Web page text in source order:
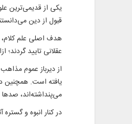
یکی از قدیمی‌ترین
قبول از دین
هدف اصلی علم کلام،
عقلانی تاييد
از ديرباز عموم
يافته است. همچنين
می‌پنداشته‌اند، صد‌ها
در کنار انبوه و